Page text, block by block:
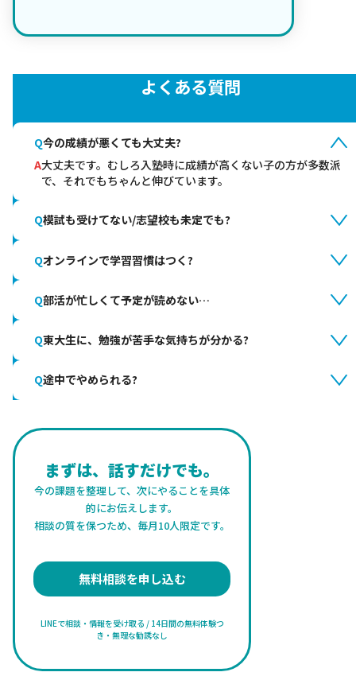
よくある質問
Q今の成績が悪くても大丈夫?
A大丈夫です。むしろ入塾時に成績が高くない子の方が多数派
で、それでもちゃんと伸びています。
Q模試も受けてない/志望校も未定でも?
Qオンラインで学習習慣はつく?
Q部活が忙しくて予定が読めない…
Q東大生に、勉強が苦手な気持ちが分かる?
Q途中でやめられる?
まずは、話すだけでも。
今の課題を整理して、次にやることを具体
的にお伝えします。
相談の質を保つため、毎月10人限定です。
無料相談を申し込む
LINEで相談・情報を受け取る / 14日間の無料体験つ
き・無理な勧誘なし